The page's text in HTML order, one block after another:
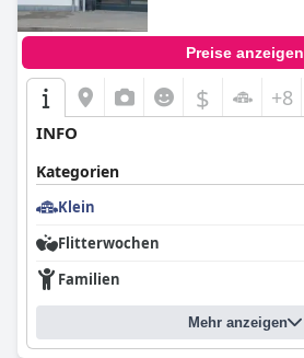
Preise anzeigen
$ +8
INFO
Kategorien
Klein
Flitterwochen
Familien
Mehr anzeigen